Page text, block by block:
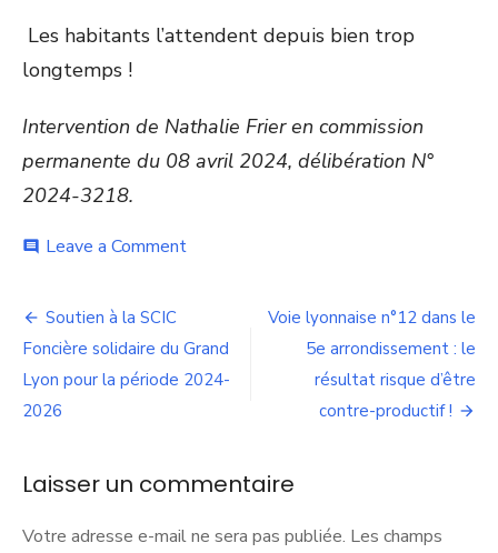
Les habitants l’attendent depuis bien trop
longtemps !
Intervention de Nathalie Frier en commission
permanente du 08 avril 2024, délibération N°
2024-3218.
comment Leave a Commenton
des
Clochettes
renouvellement
Navigation
de
l’article
Soutien à la SCIC
Foncière solidaire du Grand
Lyon pour la période 2024-
2026
Voie lyonnaise n°12 dans le
5e arrondissement : le
résultat risque d’être
contre-productif !
Laisser un commentaire
Votre adresse e-mail ne sera pas publiée. Les champs